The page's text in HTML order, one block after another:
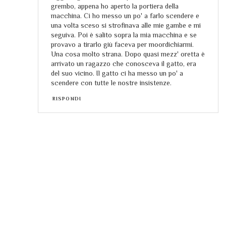
grembo, appena ho aperto la portiera della
macchina. Ci ho messo un po' a farlo scendere e
una volta sceso si strofinava alle mie gambe e mi
seguiva. Poi è salito sopra la mia macchina e se
provavo a tirarlo giù faceva per moordichiarmi.
Una cosa molto strana. Dopo quasi mezz' oretta è
arrivato un ragazzo che conosceva il gatto, era
del suo vicino. Il gatto ci ha messo un po' a
scendere con tutte le nostre insistenze.
RISPONDI